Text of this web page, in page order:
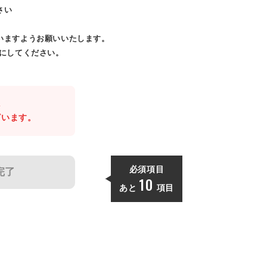
い
すようお願いいたします。
してください。
ます。
了 必須項目
あと 10 項目